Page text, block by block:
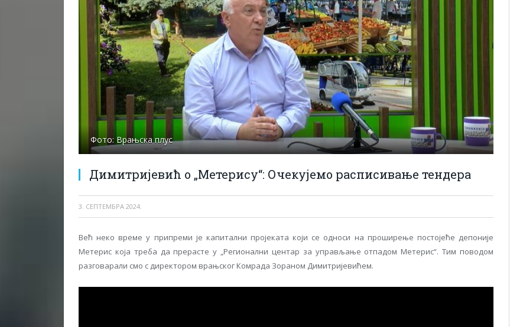
Фото: Врањска плус
Димитријевић о „Метерису“: Очекујемо расписивање тендера
3. СЕПТЕМБРА 2024.
Већ неко време у припреми је капитални пројеката који се односи на проширење постојеће депоније
Метерис која треба да прерасте у „Регионални центар за управљање отпадом Метерис“. Тим поводом
разговарали смо с директором врањског Комрада Зораном Димитријевићем.